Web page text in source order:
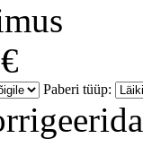
Paberi tüüp: